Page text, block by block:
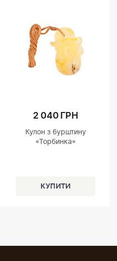
2 040 ГРН
Кулон з бурштину
«Торбинка»